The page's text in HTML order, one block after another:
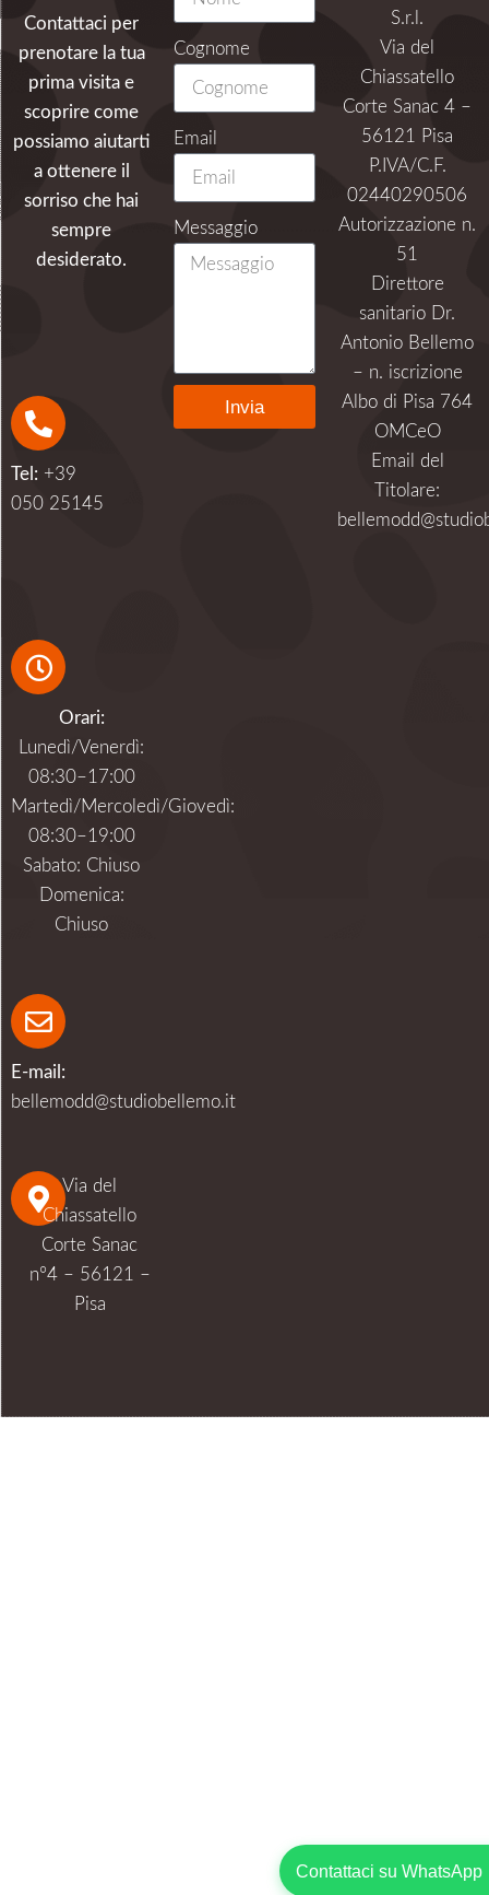
Contattaci su WhatsApp
Contattaci per
prenotare la tua
prima visita e
scoprire come
possiamo aiutarti
a ottenere il
sorriso che hai
sempre
desiderato.
Tel: +39
050 25145
Orari:
Lunedì/Venerdì:
08:30–17:00
Martedì/Mercoledì/Giovedì:
08:30–19:00
Sabato: Chiuso
Domenica:
Chiuso
E-mail:
bellemodd@studiobellemo.it
Via del
Chiassatello
Corte Sanac
n°4 – 56121 –
Pisa
Cognome
Email
Messaggio
Invia
S.r.l.
Via del
Chiassatello
Corte Sanac 4 –
56121 Pisa
P.IVA/C.F.
02440290506
Autorizzazione n.
51
Direttore
sanitario Dr.
Antonio Bellemo
– n. iscrizione
Albo di Pisa 764
OMCeO
Email del
Titolare: